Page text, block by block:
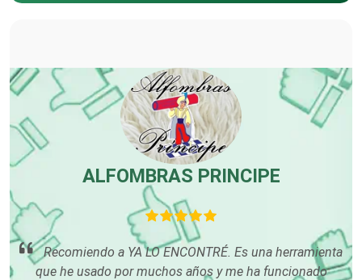
Cromadoras
Decoración de Interiores
ALFOMBRAS PRINCIPE
Recomiendo a YA LO ENCONTRÉ. Es una herramienta
que he usado por muchos años y me ha funcionado